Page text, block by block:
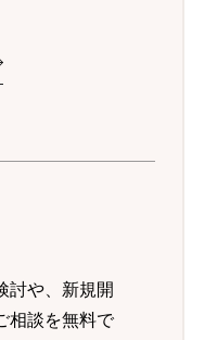
討や、新規開
相談を無料で